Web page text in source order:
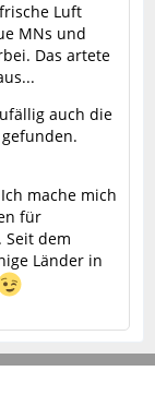
Luft
MNs und
Das artete
auch die
mache mich
für
Seit dem
Länder in